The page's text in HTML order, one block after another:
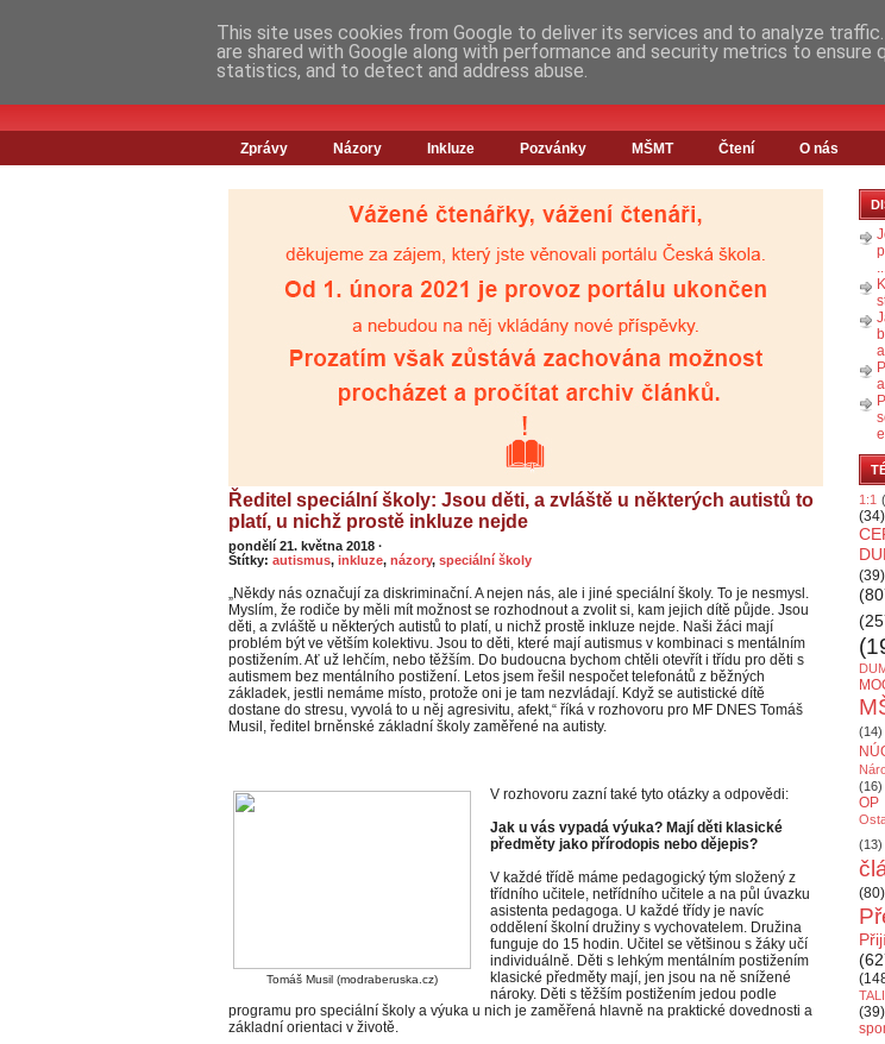
Zprávy Názory Inkluze Pozvánky MŠMT Čtení O nás
Ředitel speciální školy: Jsou děti, a zvláště u některých autistů to
platí, u nichž prostě inkluze nejde
pondělí 21. května 2018 ·
Štítky: autismus, inkluze, názory, speciální školy
„Někdy nás označují za diskriminační. A nejen nás, ale i jiné speciální školy. To je nesmysl.
Myslím, že rodiče by měli mít možnost se rozhodnout a zvolit si, kam jejich dítě půjde. Jsou
děti, a zvláště u některých autistů to platí, u nichž prostě inkluze nejde. Naši žáci mají
problém být ve větším kolektivu. Jsou to děti, které mají autismus v kombinaci s mentálním
postižením. Ať už lehčím, nebo těžším. Do budoucna bychom chtěli otevřít i třídu pro děti s
autismem bez mentálního postižení. Letos jsem řešil nespočet telefonátů z běžných
základek, jestli nemáme místo, protože oni je tam nezvládají. Když se autistické dítě
dostane do stresu, vyvolá to u něj agresivitu, afekt,“ říká v rozhovoru pro MF DNES Tomáš
Musil, ředitel brněnské základní školy zaměřené na autisty.
Tomáš Musil (modraberuska.cz)
V rozhovoru zazní také tyto otázky a odpovědi:
Jak u vás vypadá výuka? Mají děti klasické
předměty jako přírodopis nebo dějepis?
V každé třídě máme pedagogický tým složený z
třídního učitele, netřídního učitele a na půl úvazku
asistenta pedagoga. U každé třídy je navíc
oddělení školní družiny s vychovatelem. Družina
funguje do 15 hodin. Učitel se většinou s žáky učí
individuálně. Děti s lehkým mentálním postižením
klasické předměty mají, jen jsou na ně snížené
nároky. Děti s těžším postižením jedou podle
programu pro speciální školy a výuka u nich je zaměřená hlavně na praktické dovednosti a
základní orientaci v životě.
1:1
(34)
(39)
(14)
(16)
OP
(13)
(80)
(39)
This site uses cookies from Google to deliver its services and to analyze
are shared with Google along with performance and security metrics to ensure
statistics, and to detect and address abuse.